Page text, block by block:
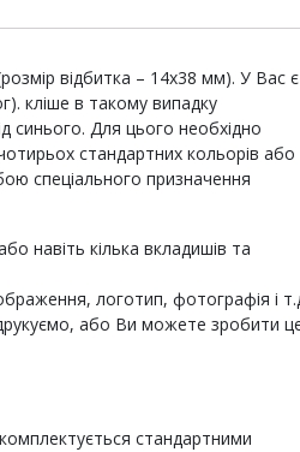
відбитка – 14х38 мм). У Вас є
кліше в такому випадку
синього. Для цього необхідно
стандартних кольорів або
спеціального призначення
навіть кілька вкладишів та
логотип, фотографія і
або Ви можете зробити
стандартними